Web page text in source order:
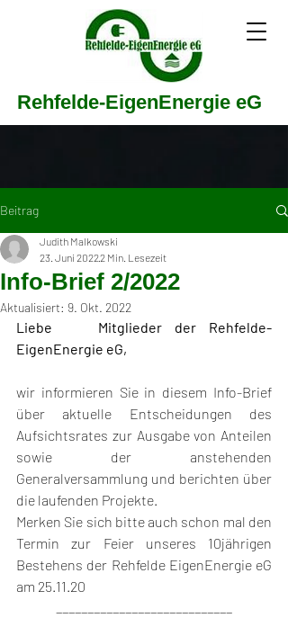
Rehfelde-EigenEnergie eG
Beitrag
Info-Brief 2/2022
Judith Malkowski
23. Juni 20222 Min. Lesezeit
Aktualisiert: 9. Okt. 2022
Liebe	Mitglieder der Rehfelde-
EigenEnergie eG,
wir informieren Sie in diesem Info-Brief
über aktuelle Entscheidungen des
Aufsichtsrates zur Ausgabe von Anteilen
sowie der anstehenden
Generalversammlung und berichten über
die laufenden Projekte.
Merken Sie sich bitte auch schon mal den
Termin zur Feier unseres 10jährigen
Bestehens der Rehfelde EigenEnergie eG
am 25.11.20